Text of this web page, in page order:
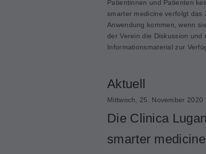
Patientinnen und Patienten
smarter medicine verfolgt das
Anwendung kommen, wenn
der Verein die Diskussion
Informationsmaterial zur
Aktuell
Mittwoch, 25. November 2020
Die Clinica
smarter medicine